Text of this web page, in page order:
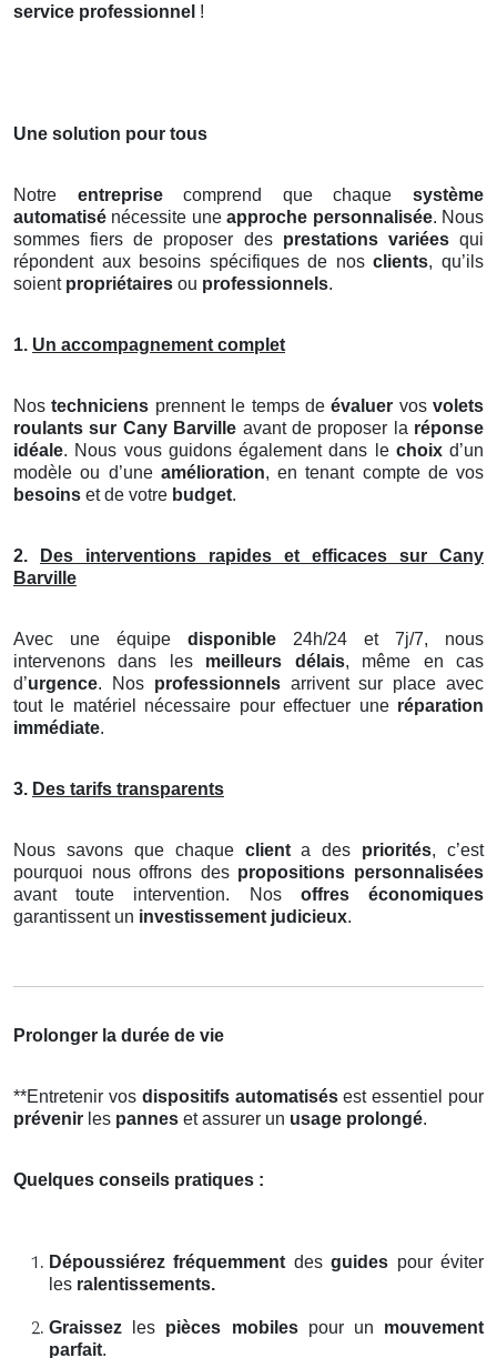
service professionnel !
Une solution pour tous
Notre entreprisecomprend que chaquesystème
automatisé nécessite uneapproche personnalisée. Nous
sommes fiers de proposer des prestations variéesqui
répondent aux besoins spécifiques de nosclients, qu’ils
soient propriétaires ou professionnels.
1. Un accompagnement complet
Nostechniciens prennent le temps deévaluer vos volets
roulants sur Cany Barville avant de proposer la réponse
idéale. Nous vous guidons également dans le choixd’un
modèle ou d’une amélioration, en tenant compte de vos
besoins et de votre budget.
2.
Des interventions rapides et efficaces sur Cany
Barville
Avec une équipe disponible 24h/24 et 7j/7, nous
intervenons dans les meilleurs délais, même en cas
d’urgence. Nos professionnelsarrivent sur place avec
tout le matériel nécessaire pour effectuer une réparation
immédiate.
3. Des tarifs transparents
Nous savons que chaque clienta des priorités, c’est
pourquoi nous offrons des propositions personnalisées
avant toute intervention. Nos offres économiques
garantissent un investissement judicieux.
Prolonger la durée de vie
**Entretenir vos dispositifs automatisésest essentiel pour
prévenir les pannes et assurer un usage prolongé.
Quelques conseils pratiques :
Dépoussiérez fréquemment desguides pour éviter
les ralentissements.
Graissez les pièces mobilespour un mouvement
parfait.